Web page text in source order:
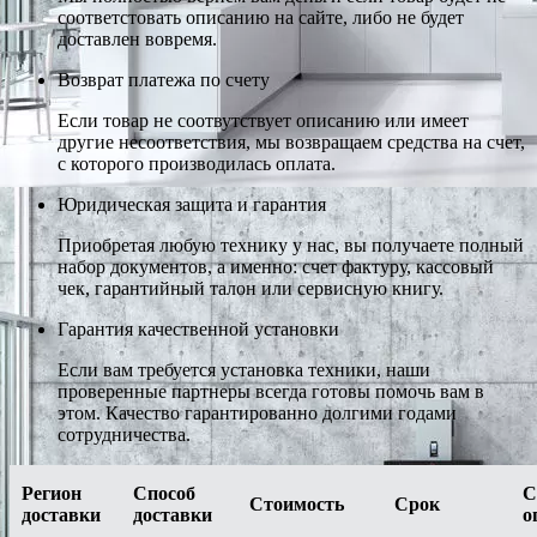
соответстовать описанию на сайте, либо не будет
доставлен вовремя.
Возврат платежа по счету
Если товар не соотвутствует описанию или имеет
другие несоответствия, мы возвращаем средства на счет,
с которого производилась оплата.
Юридическая защита и гарантия
Приобретая любую технику у нас, вы получаете полный
набор документов, а именно: счет фактуру, кассовый
чек, гарантийный талон или сервисную книгу.
Гарантия качественной установки
Если вам требуется установка техники, наши
проверенные партнеры всегда готовы помочь вам в
этом. Качество гарантированно долгими годами
сотрудничества.
Регион
доставки
Способ
доставки
Стоимость Срок